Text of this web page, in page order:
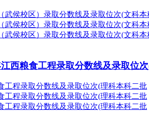
西粮食工程录取分数线及录取位